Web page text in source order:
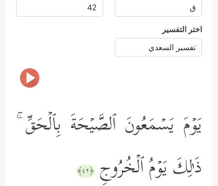
اختر التفسير
یَوۡمَ یَسۡمَعُونَ ٱلصَّیۡحَةَ بِٱلۡحَقِّ ۚ
ذَ ٰ⁠لِكَ یَوۡمُ ٱلۡخُرُوجِ ﴿٤٢﴾